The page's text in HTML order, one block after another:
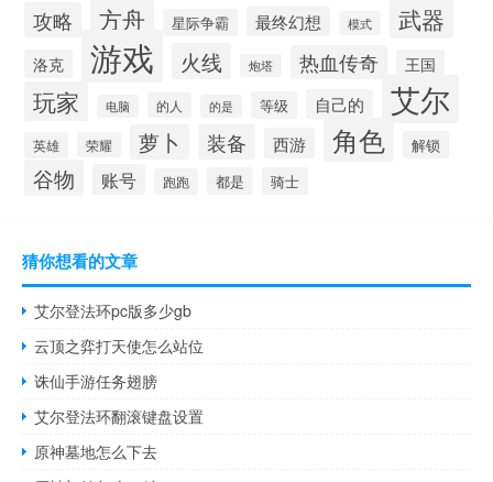
攻略
方舟 星际争霸 最终幻想 模式 武器
洛克 游戏 火线 炮塔 热血传奇 王国
玩家 电脑 的人 的是 等级 自己的 艾尔
英雄 荣耀 萝卜 装备 西游 角色 解锁
谷物 账号 跑跑 都是 骑士
猜你想看的文章
艾尔登法环pc版多少gb
云顶之弈打天使怎么站位
诛仙手游任务翅膀
艾尔登法环翻滚键盘设置
原神墓地怎么下去